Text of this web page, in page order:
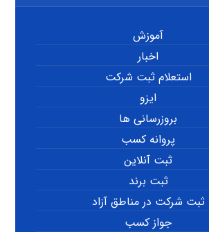
آموزش
اخبار
استعلام ثبت شرکت
ایزو
بروزرسانی ها
پروانه کسب
ثبت آنلاین
ثبت برند
ثبت شرکت در مناطق آزاد
جواز کسب